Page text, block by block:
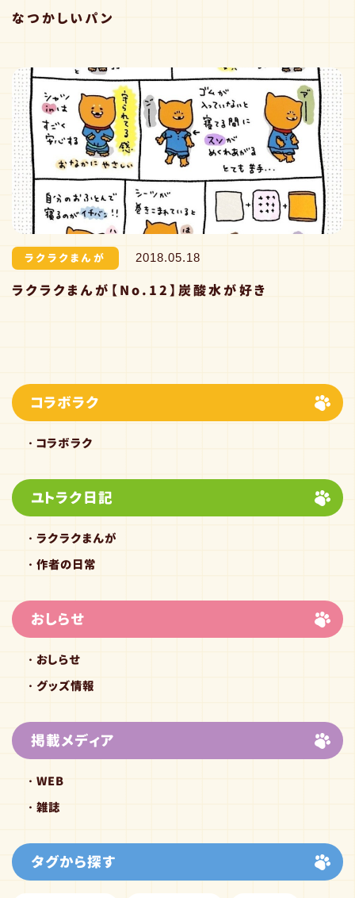
なつかしいパン
ラクラクまんが 2018.05.18
ラクラクまんが【No.12】炭酸水が好き
コラボラク
コラボラク
ユトラク日記
ラクラクまんが
作者の日常
おしらせ
おしらせ
グッズ情報
掲載メディア
WEB
雑誌
タグから探す